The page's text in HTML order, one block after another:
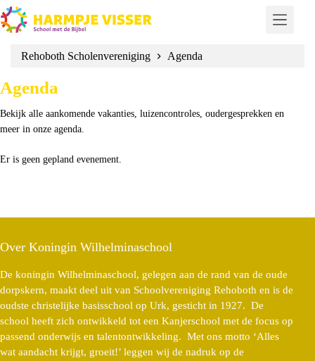
Ga
naar
de
Rehoboth Scholenvereniging
Agenda
Agenda
Bekijk alle aankomende vakanties, luizencontroles, oudergesprekken en
meer in onze agenda.
Er is geen gepland evenement.
Over Koningin Wilhelminaschool
De koningin Wilhelminaschool, gelegen aan de rand van de oude
dorpskern, maakt deel uit van Schoolvereniging Rehoboth en is de
oudste christelijke basisschool op Urk, gesticht in 1927. De
school heeft zich ontwikkeld tot een Kanjerschool met de focus op
passend onderwijs en talentontwikkeling. Met ons motto ‘Alles
wat aandacht krijgt, groeit!’ leggen wij de nadruk op de